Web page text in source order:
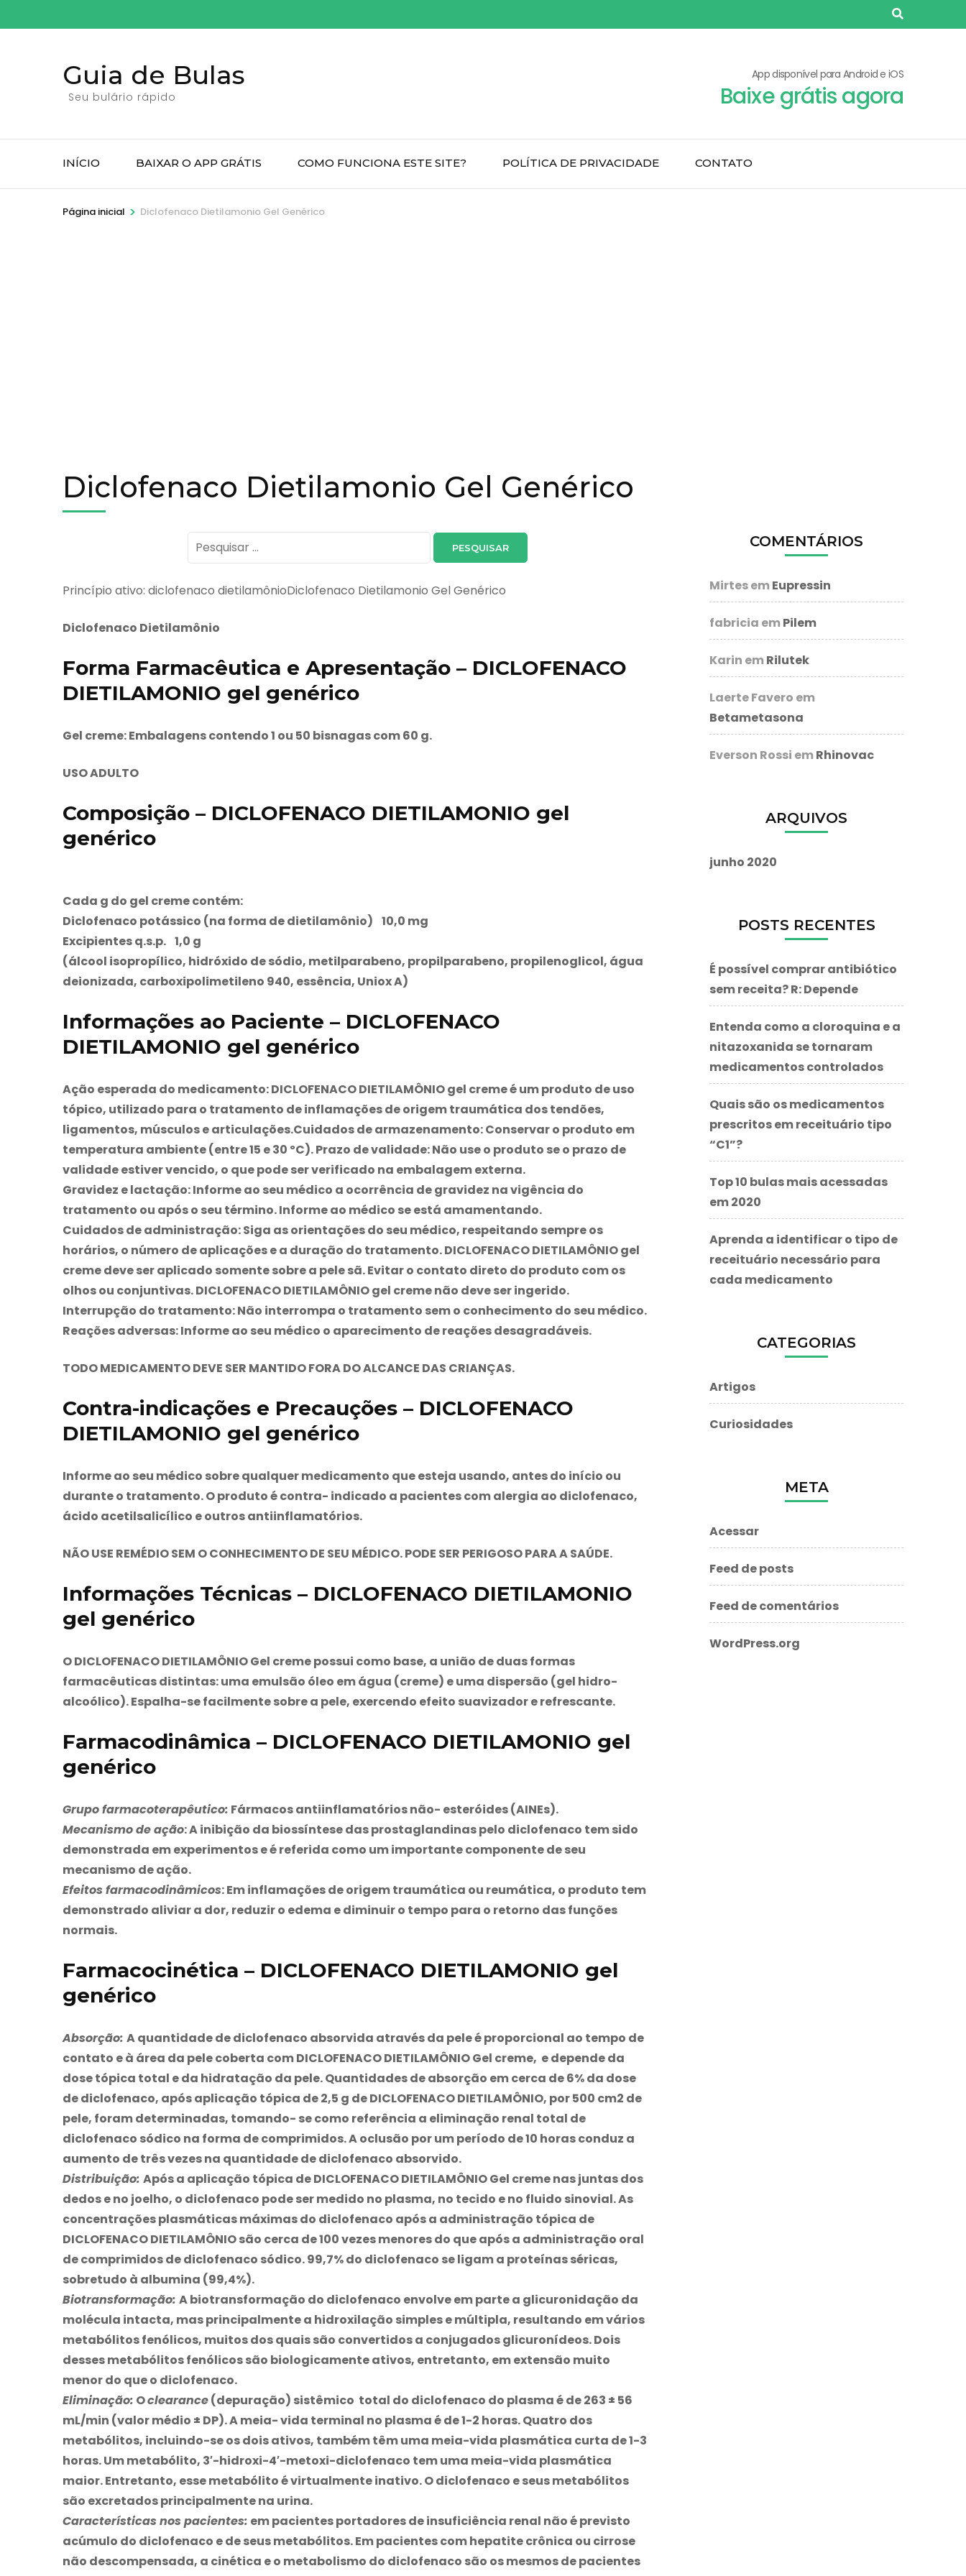
para
Guia de Bulas
Seu bulário rápido
App disponível para Android e iOS
Baixe grátis agora
INÍCIO BAIXAR O APP GRÁTIS COMO FUNCIONA ESTE SITE? POLÍTICA DE PRIVACIDADE CONTATO
Página inicial > Diclofenaco Dietilamonio Gel Genérico
Diclofenaco Dietilamonio Gel Genérico
Pesquisar
por:
Princípio ativo: diclofenaco dietilamônioDiclofenaco Dietilamonio Gel Genérico
Diclofenaco Dietilamônio
Forma Farmacêutica e Apresentação – DICLOFENACO
DIETILAMONIO gel genérico
Gel creme: Embalagens contendo 1 ou 50 bisnagas com 60 g.
USO ADULTO
Composição – DICLOFENACO DIETILAMONIO gel
genérico
Cada g do gel creme contém:
Diclofenaco potássico (na forma de dietilamônio) 10,0 mg
Excipientes q.s.p. 1,0 g
(álcool isopropílico, hidróxido de sódio, metilparabeno, propilparabeno, propilenoglicol, água
deionizada, carboxipolimetileno 940, essência, Uniox A)
Informações ao Paciente – DICLOFENACO
DIETILAMONIO gel genérico
Ação esperada do medicamento:DICLOFENACO DIETILAMÔNIO gel creme é um produto de uso
tópico, utilizado para o tratamento de inflamações de origem traumática dos tendões,
ligamentos, músculos e articulações.Cuidados de armazenamento:Conservar o produto em
temperatura ambiente (entre 15 e 30 ºC).Prazo de validade:Não use o produto se o prazo de
validade estiver vencido, o que pode ser verificado na embalagem externa.
Gravidez e lactação:Informe ao seu médico a ocorrência de gravidez na vigência do
tratamento ou após o seu término. Informe ao médico se está amamentando.
Cuidados de administração:Siga as orientações do seu médico, respeitando sempre os
horários, o número de aplicações e a duração do tratamento. DICLOFENACO DIETILAMÔNIO gel
creme deve ser aplicado somente sobre a pele sã. Evitar o contato direto do produto com os
olhos ou conjuntivas. DICLOFENACO DIETILAMÔNIO gel creme não deve ser ingerido.
Interrupção do tratamento:Não interrompa o tratamento sem o conhecimento do seu médico.
Reações adversas:Informe ao seu médico o aparecimento de reações desagradáveis.
TODO MEDICAMENTO DEVE SER MANTIDO FORA DO ALCANCE DAS CRIANÇAS.
Contra-indicações e Precauções – DICLOFENACO
DIETILAMONIO gel genérico
Informe ao seu médico sobre qualquer medicamento que esteja usando, antes do início ou
durante o tratamento. O produto é contra- indicado a pacientes com alergia ao diclofenaco,
ácido acetilsalicílico e outros antiinflamatórios.
NÃO USE REMÉDIO SEM O CONHECIMENTO DE SEU MÉDICO. PODE SER PERIGOSO PARA A SAÚDE.
Informações Técnicas – DICLOFENACO DIETILAMONIO
gel genérico
O DICLOFENACO DIETILAMÔNIO Gel creme possui como base, a união de duas formas
farmacêuticas distintas: uma emulsão óleo em água (creme) e uma dispersão (gel hidro-
alcoólico). Espalha-se facilmente sobre a pele, exercendo efeito suavizador e refrescante.
Farmacodinâmica – DICLOFENACO DIETILAMONIO gel
genérico
Grupo farmacoterapêutico: Fármacos antiinflamatórios não- esteróides (AINEs).
Mecanismo de ação: A inibição da biossíntese das prostaglandinas pelo diclofenaco tem sido
demonstrada em experimentos e é referida como um importante componente de seu
mecanismo de ação.
Efeitos farmacodinâmicos: Em inflamações de origem traumática ou reumática, o produto tem
demonstrado aliviar a dor, reduzir o edema e diminuir o tempo para o retorno das funções
normais.
Farmacocinética – DICLOFENACO DIETILAMONIO gel
genérico
Absorção: A quantidade de diclofenaco absorvida através da pele é proporcional ao tempo de
contato e à área da pele coberta com DICLOFENACO DIETILAMÔNIO Gel creme, e depende da
dose tópica total e da hidratação da pele. Quantidades de absorção em cerca de 6% da dose
de diclofenaco, após aplicação tópica de 2,5 g de DICLOFENACO DIETILAMÔNIO, por 500 cm2 de
pele, foram determinadas, tomando- se como referência a eliminação renal total de
diclofenaco sódico na forma de comprimidos. A oclusão por um período de 10 horas conduz a
aumento de três vezes na quantidade de diclofenaco absorvido.
Distribuição: Após a aplicação tópica de DICLOFENACO DIETILAMÔNIO Gel creme nas juntas dos
dedos e no joelho, o diclofenaco pode ser medido no plasma, no tecido e no fluido sinovial. As
concentrações plasmáticas máximas do diclofenaco após a administração tópica de
DICLOFENACO DIETILAMÔNIO são cerca de 100 vezes menores do que após a administração oral
de comprimidos de diclofenaco sódico. 99,7% do diclofenaco se ligam a proteínas séricas,
sobretudo à albumina (99,4%).
Biotransformação: A biotransformação do diclofenaco envolve em parte a glicuronidação da
molécula intacta, mas principalmente a hidroxilação simples e múltipla, resultando em vários
metabólitos fenólicos, muitos dos quais são convertidos a conjugados glicuronídeos. Dois
desses metabólitos fenólicos são biologicamente ativos, entretanto, em extensão muito
menor do que o diclofenaco.
Eliminação: Oclearance(depuração) sistêmico total do diclofenaco do plasma é de 263 ± 56
mL/min (valor médio ± DP). A meia- vida terminal no plasma é de 1-2 horas. Quatro dos
metabólitos, incluindo-se os dois ativos, também têm uma meia-vida plasmática curta de 1-3
horas. Um metabólito, 3′-hidroxi-4′-metoxi-diclofenaco tem uma meia-vida plasmática
maior. Entretanto, esse metabólito é virtualmente inativo. O diclofenaco e seus metabólitos
são excretados principalmente na urina.
Características nos pacientes: em pacientes portadores de insuficiência renal não é previsto
acúmulo do diclofenaco e de seus metabólitos. Em pacientes com hepatite crônica ou cirrose
não descompensada, a cinética e o metabolismo do diclofenaco são os mesmos de pacientes
COMENTÁRIOS
Mirtesem Eupressin
fabricia em Pilem
Karin em Rilutek
Laerte Favero em
Betametasona
Everson Rossi em Rhinovac
ARQUIVOS
junho 2020
POSTS RECENTES
É possível comprar antibiótico
sem receita? R: Depende
Entenda como a cloroquina e a
nitazoxanida se tornaram
medicamentos controlados
Quais são os medicamentos
prescritos em receituário tipo
“C1”?
Top 10 bulas mais acessadas
em 2020
Aprenda a identificar o tipo de
receituário necessário para
cada medicamento
CATEGORIAS
Artigos
Curiosidades
META
Acessar
Feed de posts
Feed de comentários
WordPress.org